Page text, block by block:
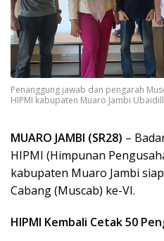
Penanggung jawab dan pengarah
HIPMI kabupaten Muaro Jambi
MUARO JAMBI (SR28) –
HIPMI (Himpunan
kabupaten Muaro Jambi
Cabang (Muscab) ke-VI.
HIPMI Kembali Cetak 50